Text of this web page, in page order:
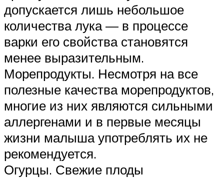
допускается лишь небольшое
количества лука — в процессе
варки его свойства становятся
менее выразительным.
Морепродукты. Несмотря на все
полезные качества морепродуктов,
многие из них являются сильными
аллергенами и в первые месяцы
жизни малыша употреблять их не
рекомендуется.
Огурцы. Свежие плоды